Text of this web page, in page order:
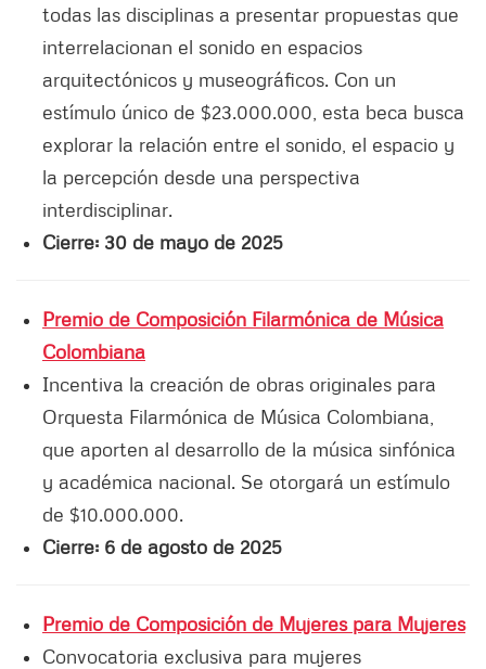
todas las disciplinas a presentar propuestas que
interrelacionan el sonido en espacios
arquitectónicos y museográficos. Con un
estímulo único de $23.000.000, esta beca busca
explorar la relación entre el sonido, el espacio y
la percepción desde una perspectiva
interdisciplinar.
Cierre: 30 de mayo de 2025
Premio de Composición Filarmónica de Música
Colombiana
Incentiva la creación de obras originales para
Orquesta Filarmónica de Música Colombiana,
que aporten al desarrollo de la música sinfónica
y académica nacional. Se otorgará un estímulo
de $10.000.000.
Cierre: 6 de agosto de 2025
Premio de Composición de Mujeres para Mujeres
Convocatoria exclusiva para mujeres